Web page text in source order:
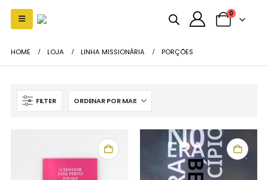
0
HOME LOJA LINHA MISSIONÁRIA PORÇÕES
FILTER